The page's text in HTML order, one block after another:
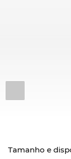
Tamanho e